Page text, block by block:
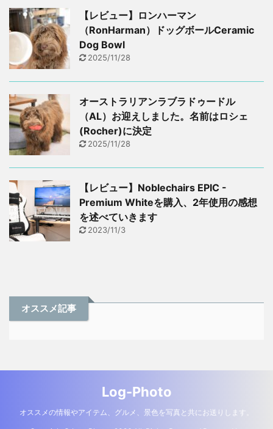
【レビュー】ロンハーマン
（RonHarman）ドッグボールCeramic
Dog Bowl
2025/11/28
オーストラリアンラブラドゥードル
（AL）お迎えしました。名前はロシェ
(Rocher)に決定
2025/11/28
【レビュー】Noblechairs EPIC -
Premium Whiteを購入、2年使用の感想
を述べていきます
2023/11/3
オススメ記事
Log-Photo
オススメの情報やアイテム、グルメ、景色を写真と共にお送りします。